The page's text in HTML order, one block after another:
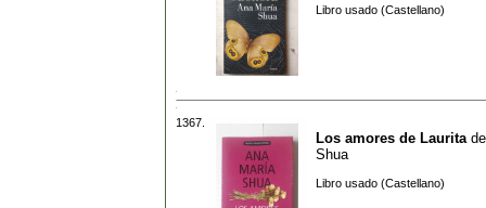
Libro usado (Castellano)
1367.
Los amores de Laurita
Shua
Libro usado (Castellano)